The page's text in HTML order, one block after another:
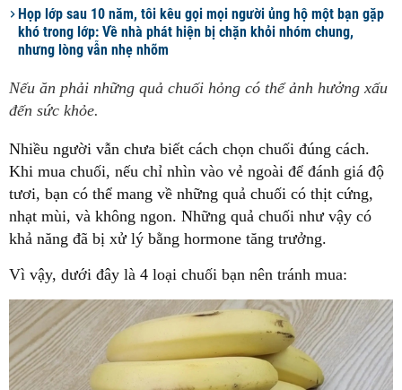
Họp lớp sau 10 năm, tôi kêu gọi mọi người ủng hộ một bạn gặp
khó trong lớp: Về nhà phát hiện bị chặn khỏi nhóm chung,
nhưng lòng vẫn nhẹ nhõm
Nếu ăn phải những quả chuối hỏng có thể ảnh hưởng xấu
đến sức khỏe.
Nhiều người vẫn chưa biết cách chọn chuối đúng cách.
Khi mua chuối, nếu chỉ nhìn vào vẻ ngoài để đánh giá độ
tươi, bạn có thể mang về những quả chuối có thịt cứng,
nhạt mùi, và không ngon. Những quả chuối như vậy có
khả năng đã bị xử lý bằng hormone tăng trưởng.
Vì vậy, dưới đây là 4 loại chuối bạn nên tránh mua: